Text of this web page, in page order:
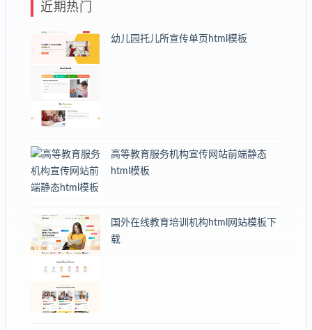
近期热门
幼儿园托儿所宣传单页html模板
高等教育服务机构宣传网站前端静态
html模板
国外在线教育培训机构html网站模板下
载